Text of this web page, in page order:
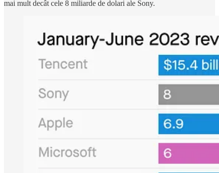
mai mult decât cele 8 miliarde de dolari ale Sony.